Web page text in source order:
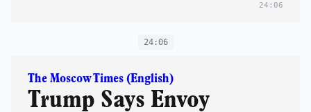
24:06
24:06
The Moscow Times (English)
Trump Says Envoy